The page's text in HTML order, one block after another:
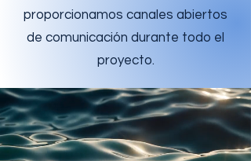
proporcionamos canales abiertos
de comunicación durante todo el
proyecto.